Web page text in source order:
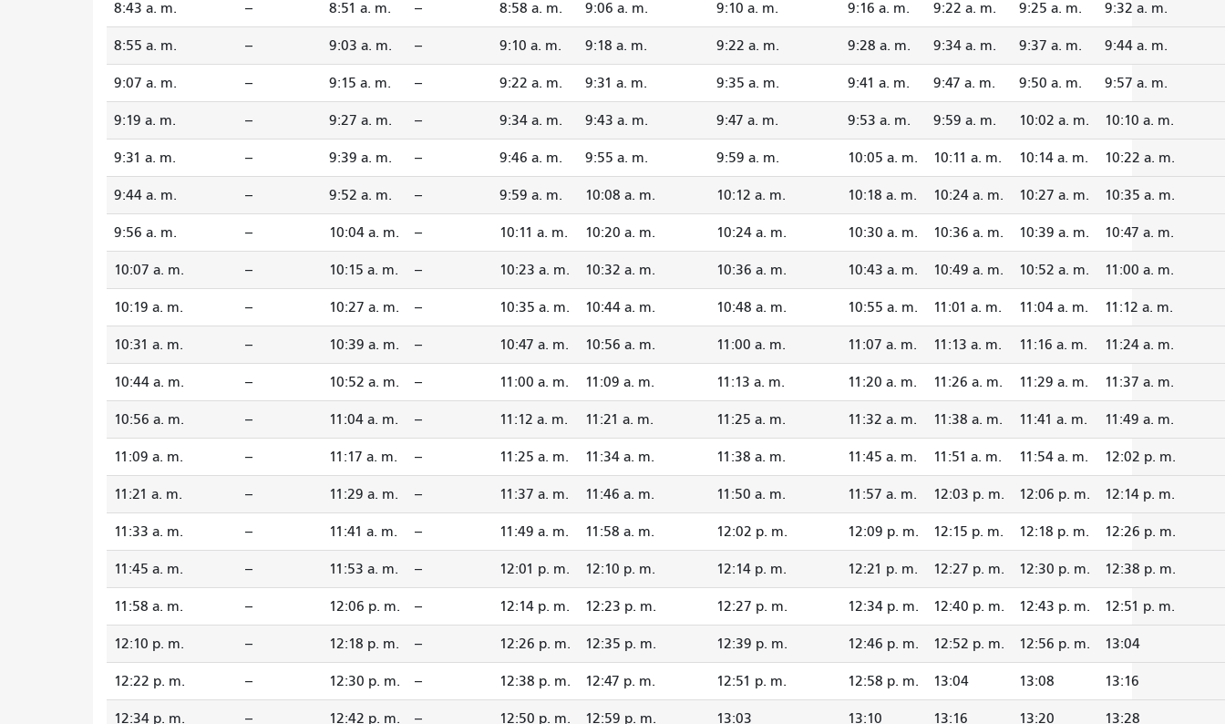
8:43 a. m. -- 8:51 a. m. -- 8:58 a. m. 9:06 a. m. 9:10 a. m. 9:16 a. m. 9:22 a. m. 9:25 a. m. 9:32 a. m.
8:55 a. m. -- 9:03 a. m. -- 9:10 a. m. 9:18 a. m. 9:22 a. m. 9:28 a. m. 9:34 a. m. 9:37 a. m. 9:44 a. m.
9:07 a. m. -- 9:15 a. m. -- 9:22 a. m. 9:31 a. m. 9:35 a. m. 9:41 a. m. 9:47 a. m. 9:50 a. m. 9:57 a. m.
9:19 a. m. -- 9:27 a. m. -- 9:34 a. m. 9:43 a. m. 9:47 a. m. 9:53 a. m. 9:59 a. m. 10:02 a. m. 10:10 a. m.
9:31 a. m. -- 9:39 a. m. -- 9:46 a. m. 9:55 a. m. 9:59 a. m. 10:05 a. m. 10:11 a. m. 10:14 a. m. 10:22 a. m.
9:44 a. m. -- 9:52 a. m. -- 9:59 a. m. 10:08 a. m. 10:12 a. m. 10:18 a. m. 10:24 a. m. 10:27 a. m. 10:35 a. m.
9:56 a. m. -- 10:04 a. m. -- 10:11 a. m. 10:20 a. m. 10:24 a. m. 10:30 a. m. 10:36 a. m. 10:39 a. m. 10:47 a. m.
10:07 a. m. -- 10:15 a. m. -- 10:23 a. m. 10:32 a. m. 10:36 a. m. 10:43 a. m. 10:49 a. m. 10:52 a. m. 11:00 a. m.
10:19 a. m. -- 10:27 a. m. -- 10:35 a. m. 10:44 a. m. 10:48 a. m. 10:55 a. m. 11:01 a. m. 11:04 a. m. 11:12 a. m.
10:31 a. m. -- 10:39 a. m. -- 10:47 a. m. 10:56 a. m. 11:00 a. m. 11:07 a. m. 11:13 a. m. 11:16 a. m. 11:24 a. m.
10:44 a. m. -- 10:52 a. m. -- 11:00 a. m. 11:09 a. m. 11:13 a. m. 11:20 a. m. 11:26 a. m. 11:29 a. m. 11:37 a. m.
10:56 a. m. -- 11:04 a. m. -- 11:12 a. m. 11:21 a. m. 11:25 a. m. 11:32 a. m. 11:38 a. m. 11:41 a. m. 11:49 a. m.
11:09 a. m. -- 11:17 a. m. -- 11:25 a. m. 11:34 a. m. 11:38 a. m. 11:45 a. m. 11:51 a. m. 11:54 a. m. 12:02 p. m.
11:21 a. m. -- 11:29 a. m. -- 11:37 a. m. 11:46 a. m. 11:50 a. m. 11:57 a. m. 12:03 p. m. 12:06 p. m. 12:14 p. m.
11:33 a. m. -- 11:41 a. m. -- 11:49 a. m. 11:58 a. m. 12:02 p. m. 12:09 p. m. 12:15 p. m. 12:18 p. m. 12:26 p. m.
11:45 a. m. -- 11:53 a. m. -- 12:01 p. m. 12:10 p. m. 12:14 p. m. 12:21 p. m. 12:27 p. m. 12:30 p. m. 12:38 p. m.
11:58 a. m. -- 12:06 p. m. -- 12:14 p. m. 12:23 p. m. 12:27 p. m. 12:34 p. m. 12:40 p. m. 12:43 p. m. 12:51 p. m.
12:10 p. m. -- 12:18 p. m. -- 12:26 p. m. 12:35 p. m. 12:39 p. m. 12:46 p. m. 12:52 p. m. 12:56 p. m. 13:04
12:22 p. m. -- 12:30 p. m. -- 12:38 p. m. 12:47 p. m. 12:51 p. m. 12:58 p. m. 13:04 13:08 13:16
12:34 p. m. -- 12:42 p. m. -- 12:50 p. m. 12:59 p. m. 13:03 13:10 13:16 13:20 13:28